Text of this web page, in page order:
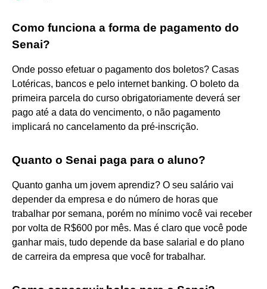
Como funciona a forma de pagamento do
Senai?
Onde posso efetuar o pagamento dos boletos? Casas
Lotéricas, bancos e pelo internet banking. O boleto da
primeira parcela do curso obrigatoriamente deverá ser
pago até a data do vencimento, o não pagamento
implicará no cancelamento da pré-inscrição.
Quanto o Senai paga para o aluno?
Quanto ganha um jovem aprendiz? O seu salário vai
depender da empresa e do número de horas que
trabalhar por semana, porém no mínimo você vai receber
por volta de R$600 por mês. Mas é claro que você pode
ganhar mais, tudo depende da base salarial e do plano
de carreira da empresa que você for trabalhar.